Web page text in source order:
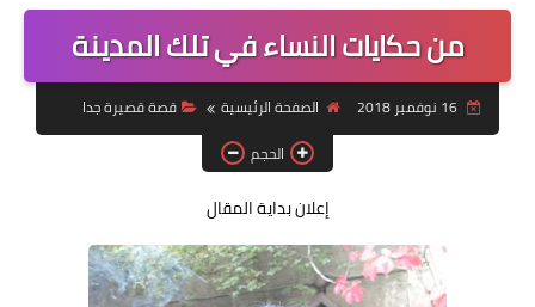
نصوص
قصة قصيرة
قصة قصيرة جداً
دراسات
مقالات
من حكايات النساء في تلك المدينة
16 نوفمبر 2018 الصفحة الرئيسية
قصة قصيرة جدا
الحجم
إعلان بداية المقال